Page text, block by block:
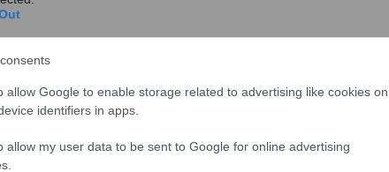
allow Google to enable storage related to advertising like cookies on
identifiers in apps.
allow my user data to be sent to Google for online advertising